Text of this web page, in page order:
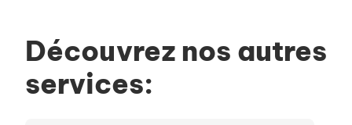
Découvrez nos autres
services: